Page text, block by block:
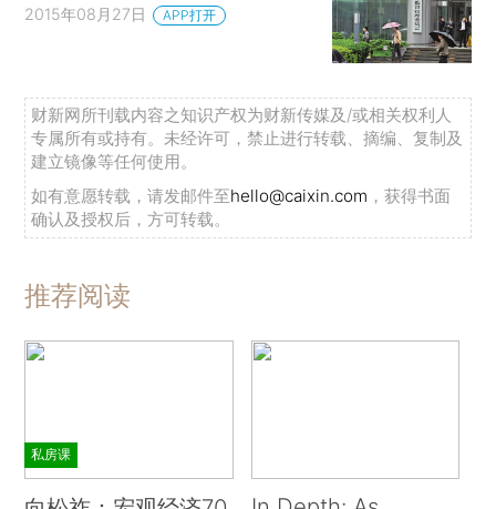
2015年08月27日 APP打开
财新网所刊载内容之知识产权为财新传媒及/或相关权利人
专属所有或持有。未经许可，禁止进行转载、摘编、复制及
建立镜像等任何使用。
如有意愿转载，请发邮件至hello@caixin.com ，获得书面
确认及授权后，方可转载。
推荐阅读
私房课